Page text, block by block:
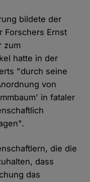
bildete der
Forschers Ernst
zum
hatte in der
"durch seine
von
in fataler
die die
dass
das